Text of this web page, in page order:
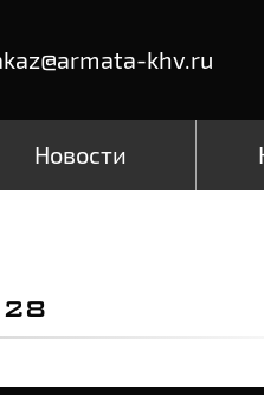
khv.ru
Новости